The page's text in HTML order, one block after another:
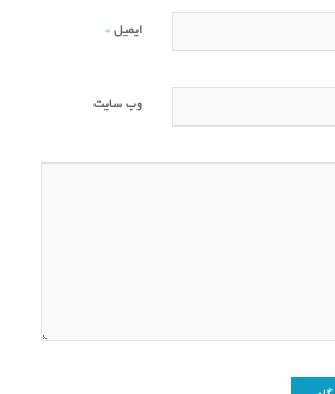
ایمیل *
وب‌ سایت